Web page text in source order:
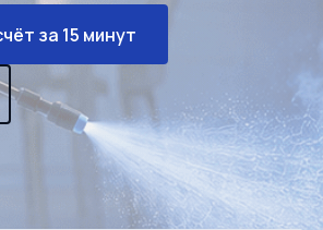
за 15 минут